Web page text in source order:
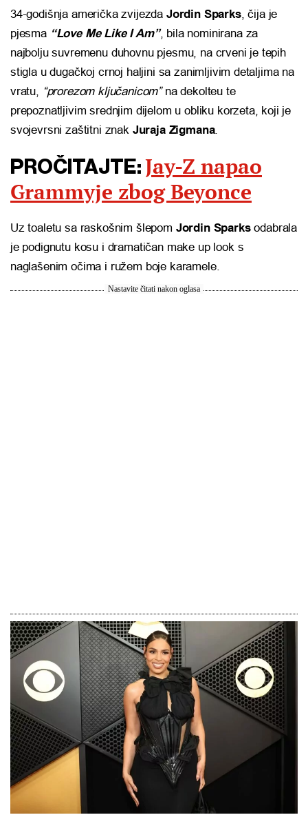
34-godišnja američka zvijezda Jordin Sparks, čija je
pjesma“Love Me Like I Am”, bila nominirana za
najbolju suvremenu duhovnu pjesmu, na crveni je tepih
stigla u dugačkoj crnoj haljini sa zanimljivim detaljima na
vratu, “prorezom ključanicom”na dekolteu te
prepoznatljivim srednjim dijelom u obliku korzeta, koji je
svojevrsni zaštitni znak Juraja Zigmana.
PROČITAJTE: Jay-Z napao
Grammyje zbog Beyonce
Uz toaletu sa raskošnim šlepom Jordin Sparksodabrala
je podignutu kosu i dramatičan make up look s
naglašenim očima i ružem boje karamele.
Nastavite čitati nakon oglasa